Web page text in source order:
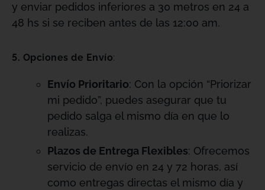
y enviar pedidos inferiores a 30 metros en 24 a
48 hs si se reciben antes de las 12:00 am.
5. Opciones de Envío:
Envío Prioritario: Con la opción “Priorizar
mi pedido”, puedes asegurar que tu
pedido salga el mismo día en que lo
realizas.
Plazos de Entrega Flexibles: Ofrecemos
servicio de envío en 24 y 72 horas, así
como entregas directas el mismo día y